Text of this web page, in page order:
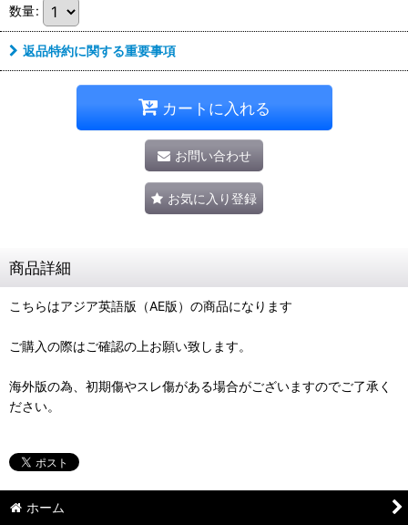
数量:
返品特約に関する重要事項
カートに入れる
お問い合わせ
お気に入り登録
商品詳細
こちらはアジア英語版（AE版）の商品になります
ご購入の際はご確認の上お願い致します。
海外版の為、初期傷やスレ傷がある場合がございますのでご了承く
ださい。
ホーム